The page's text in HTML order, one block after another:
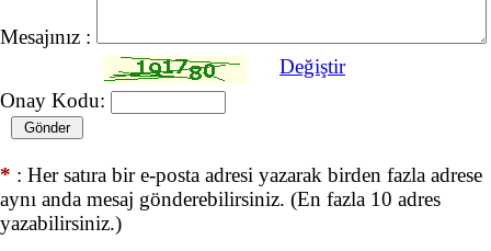
Mesajınız :
Değiştir
Onay Kodu:
* : Her satıra bir e-posta adresi yazarak birden fazla adrese
aynı anda mesaj gönderebilirsiniz. (En fazla 10 adres
yazabilirsiniz.)